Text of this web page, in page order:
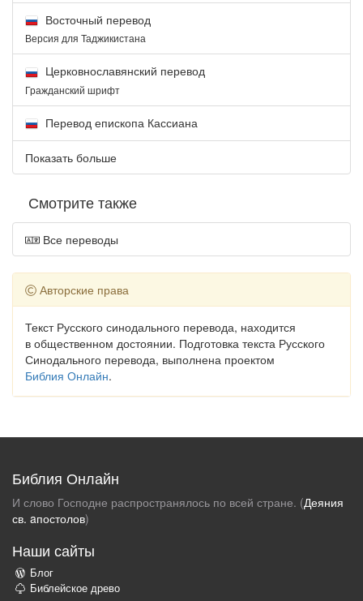
Восточный перевод
Версия для Таджикистана
Церковнославянский перевод
Гражданский шрифт
Перевод епископа Кассиана
Показать больше
Смотрите также
Все переводы
Авторские права
Текст Русского синодального перевода, находится
в общественном достоянии. Подготовка текста Русского
Синодального перевода, выполнена проектом
Библия Онлайн.
Библия Онлайн
И слово Господне распространялось по всей стране. (Деяния
св. aпостолов)
Наши сайты
Блог
Библейское древо